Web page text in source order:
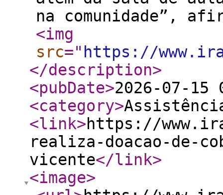
na comunidade”,
<img
src=" https://
</description>
<pubDate>2026-07-15
<category>
<link>https://
realiza-doacao-de-
vicente</link>
<image>